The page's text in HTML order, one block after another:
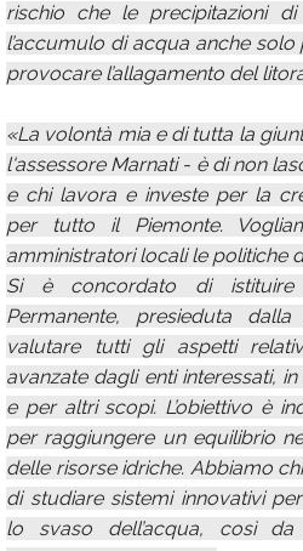
rischio che le precipitazioni
l’accumulo di acqua anche
provocare l’allagamento del
«La volontà mia e di tutta la
l'assessore Marnati - è di non
e chi lavora e investe per la
per tutto il Piemonte.
amministratori locali le politiche
Si è concordato di
Permanente, presieduta
valutare tutti gli aspetti
avanzate dagli enti interessati,
e per altri scopi. L’obiettivo è
per raggiungere un equilibrio
delle risorse idriche. Abbiamo
di studiare sistemi innovativi
lo svaso dell’acqua, così